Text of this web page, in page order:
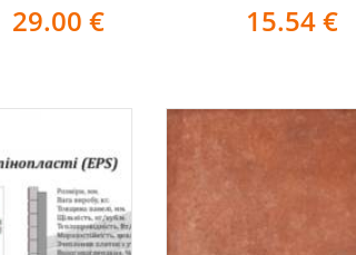
29.00 € 15.54€